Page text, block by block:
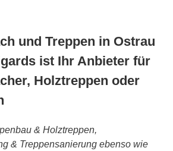
und Treppen in Ostrau
ist Ihr Anbieter für
Holztreppen oder
& Holztreppen,
& Treppensanierung ebenso wie